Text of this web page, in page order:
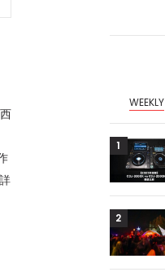
WEEKLY
ラブ10選【2024
1
2